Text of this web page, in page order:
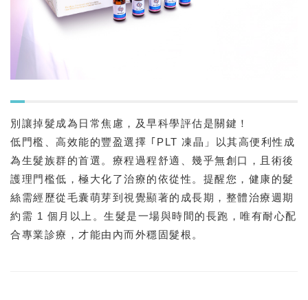
別讓掉髮成為日常焦慮，及早科學評估是關鍵！
低門檻、高效能的豐盈選擇 ｢PLT 凍晶」以其高便利性成
為生髮族群的首選。療程過程舒適、幾乎無創口，且術後
護理門檻低，極大化了治療的依從性。提醒您，健康的髮
絲需經歷從毛囊萌芽到視覺顯著的成長期，整體治療週期
約需 1 個月以上。生髮是一場與時間的長跑，唯有耐心配
合專業診療，才能由內而外穩固髮根。